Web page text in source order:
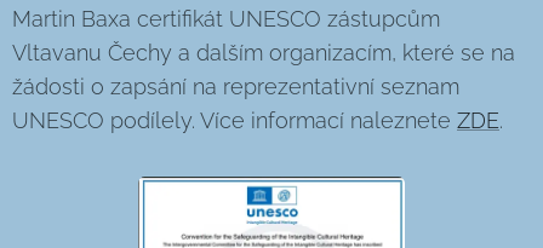
Martin Baxa certifikát UNESCO zástupcům
Vltavanu Čechy a dalším organizacím, které se na
žádosti o zapsání na reprezentativní seznam
UNESCO podílely. Více informací naleznete ZDE.